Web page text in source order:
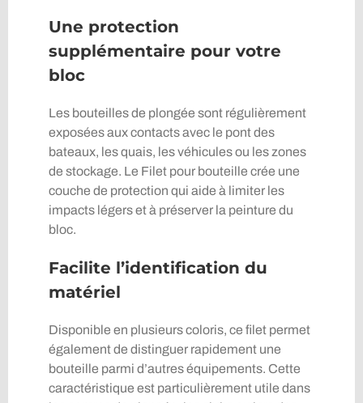
Une protection
supplémentaire pour votre
bloc
Les bouteilles de plongée sont régulièrement
exposées aux contacts avec le pont des
bateaux, les quais, les véhicules ou les zones
de stockage. Le Filet pour bouteille crée une
couche de protection qui aide à limiter les
impacts légers et à préserver la peinture du
bloc.
Facilite l’identification du
matériel
Disponible en plusieurs coloris, ce filet permet
également de distinguer rapidement une
bouteille parmi d’autres équipements. Cette
caractéristique est particulièrement utile dans